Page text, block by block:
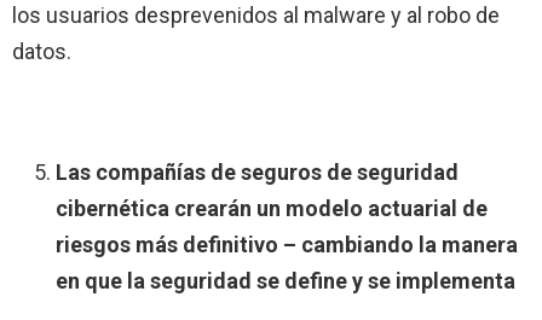
los usuarios desprevenidos al malware y al robo de
datos.
Las compañías de seguros de seguridad
cibernética crearán un modelo actuarial de
riesgos más definitivo – cambiando la manera
en que la seguridad se define y se implementa